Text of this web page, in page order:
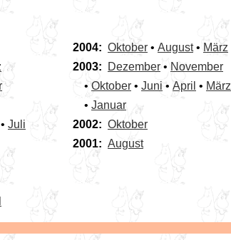
Juli
2004: Oktober • August• März
2003:
Dezember • November
•Oktober • Juni • April • März
• Januar
2002: Oktober
2001: August